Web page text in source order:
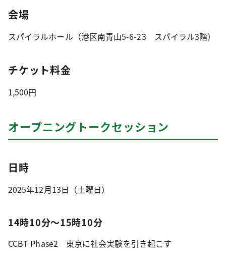
会場
スパイラルホール（港区南青山5-6-23 スパイラル3階）
チケット料金
1,500円
オープニングトークセッション
日時
2025年12月13日（土曜日）
14時10分～15時10分
CCBT Phase2 東京に社会実験を引き起こす